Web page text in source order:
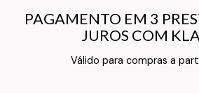
PAGAMENTO EM 3
JUROS COM
Válido para compras a
PAGAMENTO EM 3
JUROS COM
Texto do Verso do Cartão de